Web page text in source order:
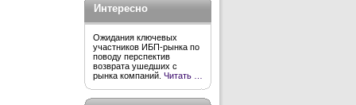
Интересно
Ожидания ключевых
участников ИБП-рынка по
поводу перспектив
возврата ушедших с
рынка компаний. Читать …